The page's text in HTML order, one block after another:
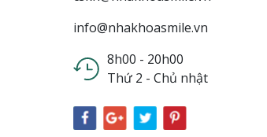
info@nhakhoasmile.vn
8h00 - 20h00
Thứ 2 - Chủ nhật